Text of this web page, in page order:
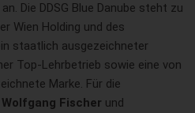
Die DDSG Blue Danube steht zu
Wien Holding und des
staatlich ausgezeichneter
Top-Lehrbetrieb sowie eine von
Marke. Für die
Wolfgang Fischer und